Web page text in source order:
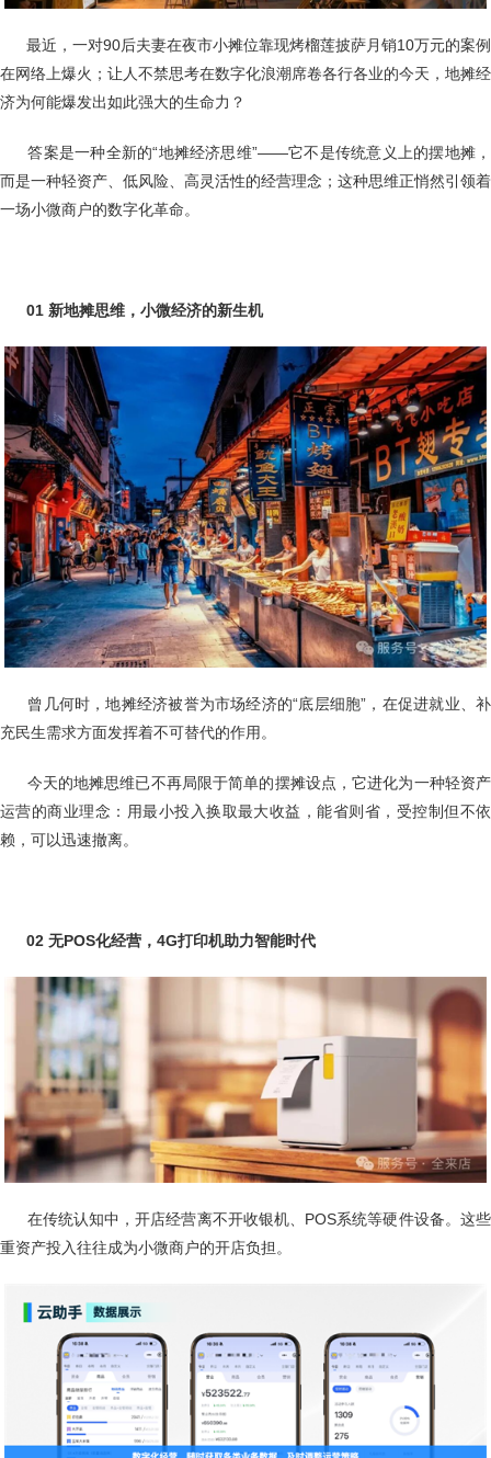
最近，一对90后夫妻在夜市小摊位靠现烤榴莲披萨月销10万元的案例
在网络上爆火；让人不禁思考在数字化浪潮席卷各行各业的今天，地摊经
济为何能爆发出如此强大的生命力？
答案是一种全新的“地摊经济思维”——它不是传统意义上的摆地摊，
而是一种轻资产、低风险、高灵活性的经营理念；这种思维正悄然引领着
一场小微商户的数字化革命。
01 新地摊思维，小微经济的新生机
曾几何时，地摊经济被誉为市场经济的“底层细胞”，在促进就业、补
充民生需求方面发挥着不可替代的作用。
今天的地摊思维已不再局限于简单的摆摊设点，它进化为一种轻资产
运营的商业理念：用最小投入换取最大收益，能省则省，受控制但不依
赖，可以迅速撤离。
02 无POS化经营，4G打印机助力智能时代
在传统认知中，开店经营离不开收银机、POS系统等硬件设备。这些
重资产投入往往成为小微商户的开店负担。